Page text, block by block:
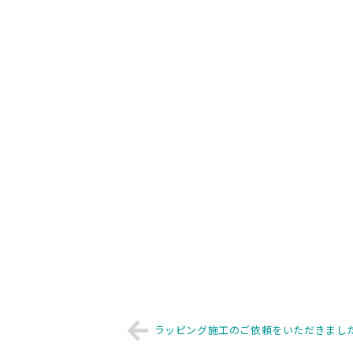
ラッピング施工のご依頼をいただきまし